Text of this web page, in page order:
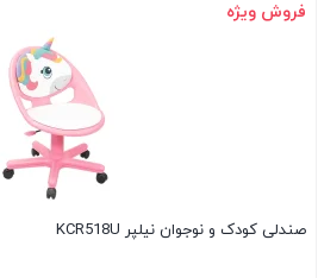
بستن
فروش ویژه
صندلی کودک و نوجوان نیلپر KCR518U